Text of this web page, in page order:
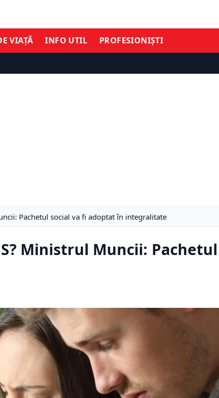
VIAȚĂ INFO UTIL PROFESIONIȘTI
Pachetul social va fi adoptat în integralitate
Ministrul Muncii: